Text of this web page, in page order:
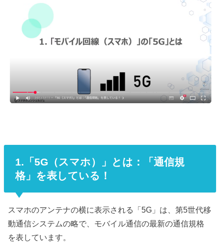
1.「5G（スマホ）」とは：「通信規
格」を表している！
スマホのアンテナの横に表示される「5G」は、第5世代移
動通信システムの略で、モバイル通信の最新の通信規格
を表しています。